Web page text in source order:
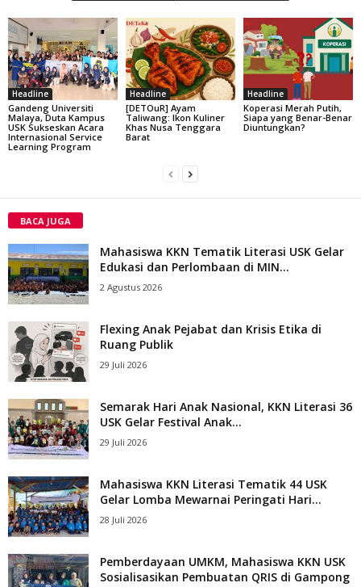
Headline
Gandeng Universiti
Malaya, Duta Kampus
USK Sukseskan Acara
Internasional Service
Learning Program
Headline
[DETOuR] Ayam
Taliwang: Ikon Kuliner
Khas Nusa Tenggara
Barat
Headline
Koperasi Merah Putih,
Siapa yang Benar-Benar
Diuntungkan?
BACA JUGA
Mahasiswa KKN Tematik Literasi USK Gelar
Edukasi dan Perlombaan di MIN...
2 Agustus 2026
Flexing Anak Pejabat dan Krisis Etika di
Ruang Publik
29 Juli 2026
Semarak Hari Anak Nasional, KKN Literasi 36
USK Gelar Festival Anak...
29 Juli 2026
Mahasiswa KKN Literasi Tematik 44 USK
Gelar Lomba Mewarnai Peringati Hari...
28 Juli 2026
Pemberdayaan UMKM, Mahasiswa KKN USK
Sosialisasikan Pembuatan QRIS di Gampong